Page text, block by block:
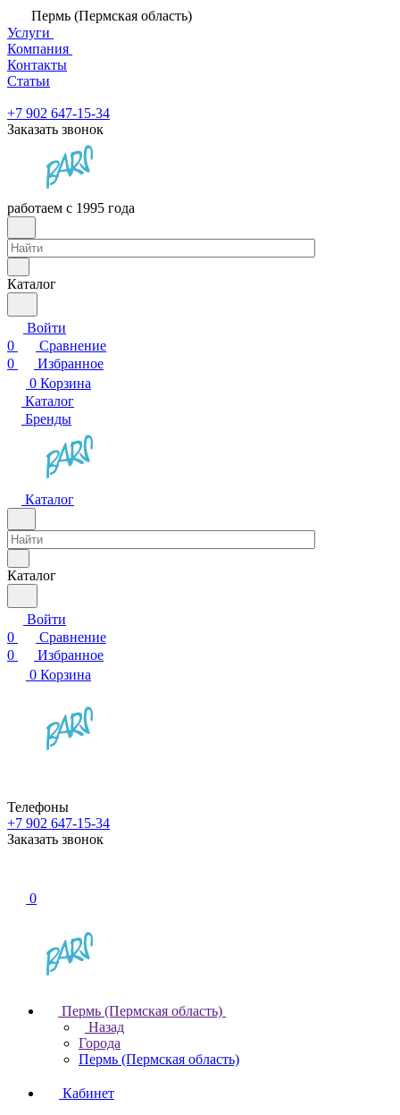
Пермь (Пермская область)
Услуги
Компания
Контакты
Статьи
+7 902 647-15-34
Заказать звонок
работаем с 1995 года
Каталог
Войти
0
Сравнение
0
Избранное
0 Корзина
Каталог
Бренды
Каталог
Каталог
Войти
0
Сравнение
0
Избранное
0 Корзина
Телефоны
+7 902 647-15-34
Заказать звонок
0
Пермь (Пермская область)
Назад
Города
Пермь (Пермская область)
Кабинет